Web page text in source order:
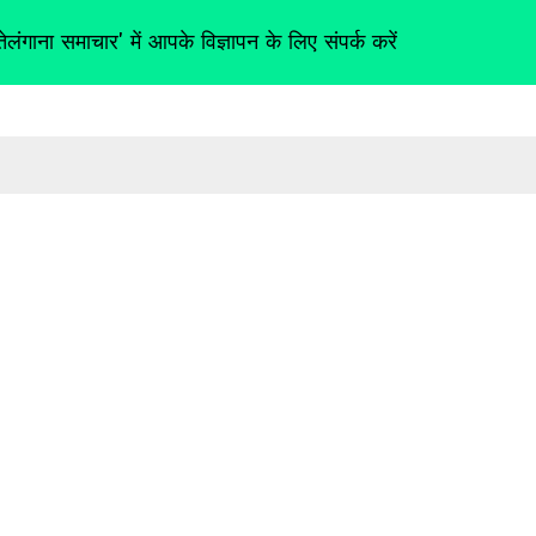
समाचार' में आपके विज्ञापन के लिए संपर्क करें